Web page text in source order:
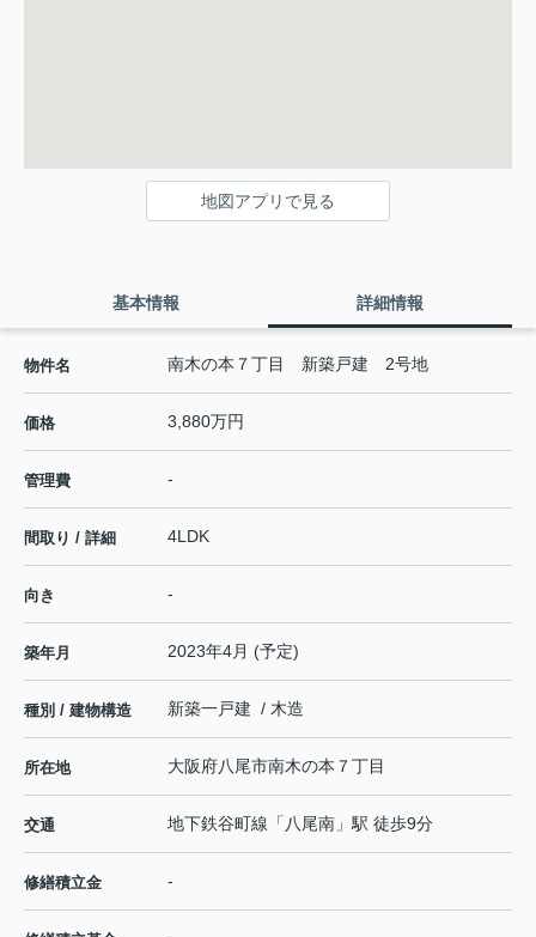
地図アプリで見る
基本情報 詳細情報
物件名 南木の本７丁目 新築戸建 2号地
価格 3,880万円
管理費 -
間取り / 詳細 4LDK
向き -
築年月 2023年4月 (予定)
種別 / 建物構造 新築一戸建 / 木造
所在地 大阪府八尾市南木の本 ７丁目
交通 地下鉄谷町線 「 八尾南 」駅 徒歩9分
修繕積立金 -